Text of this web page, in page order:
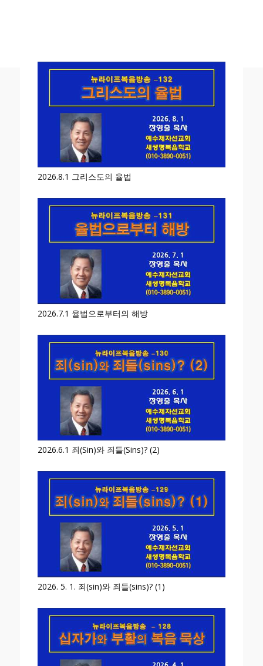
2026.8.1 그리스도의 율법
2026.7.1 율법으로부터의 해방
2026.6.1 죄(Sin)와 죄들(Sins)? (2)
2026. 5. 1. 죄(sin)와 죄들(sins)? (1)